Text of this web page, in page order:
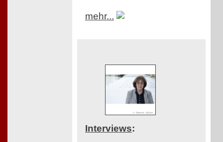
mehr...
Interviews: